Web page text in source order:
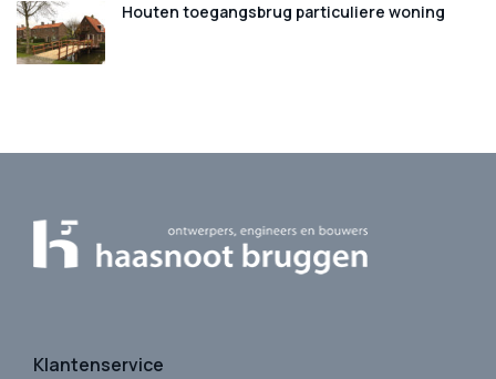
Houten toegangsbrug particuliere woning
Klantenservice